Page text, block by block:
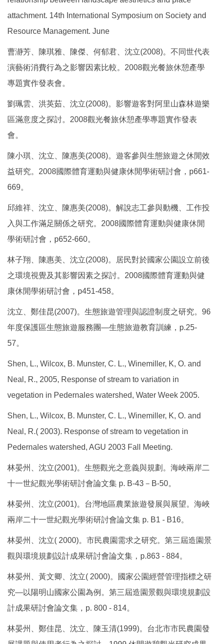
attachment. 14th International Symposium on Society and
Resource Management. June
曹瀞芳、陳琪雅、陳傑、何郁君、沈立(2008)。不同世代表
演藝術消費行為之影響因素比較。2008觀光餐旅休憩產學
專題實作發表會。
劉珮雲、洪英茹、沈立(2008)。影響遊客對阿里山森林遊樂
區滿意度之探討。2008觀光餐旅休憩產學專題實作發表
會。
陳小琪、沈立、陳惠美(2008)。遊客參與生態旅遊之休閒效
益研究。2008國際體育運動與健康休閒學術研討會，p661-
669。
邱維祥、沈立、陳惠美(2008)。解說志工參與動機、工作投
入與工作滿足關係之研究。2008國際體育運動與健康休閒
學術研討會，p652-660。
林子翔、陳惠美、沈立(2008)。居民對於國家公園設立前後
之環境視覺及其影響因素之探討。2008國際體育運動與健
康休閒學術研討會，p451-458。
沈立、鄭佳昆(2007)。生態旅遊管理與認證制度之研究。96
年度保護區生態旅遊服務團—生態旅遊教育訓練，p.25-
57。
Shen, L., Wilcox, B. Munster, C. L., Winemiller, K, O. and
Neal, R., 2005, Response of stream to variation in
vegetation in Pedernales watershed, Water Week 2005.
Shen, L., Wilcox, B. Munster, C. L., Winemiller, K, O. and
Neal, R.( 2003). Response of stream to vegetation in
Pedernales watershed, AGU 2003 Fall Meeting.
林晏州、沈立(2001)。生態觀光之意義與規劃。海峽兩岸二
十一世紀觀光學術研討會論文集 p. B-43－B-50。
林晏州、沈立(2001)。台灣地區農業旅遊發展與展望。海峽
兩岸二十一世紀觀光學術研討會論文集 p. B1 - B16。
林晏州、沈立( 2000)。市民農園需求之研究。第三屆造園景
觀與環境規劃設計成果研討會論文集，p.863 - 884。
林晏州、黃文卿、沈立( 2000)。國家公園經營管理指標之研
究—以陽明山國家公園為例。第三屆造園景觀與環境規劃設
計成果研討會論文集，p. 800 - 814。
林晏州、鄭佳昆、沈立、陳玉清(1999)。台北市市民農園發